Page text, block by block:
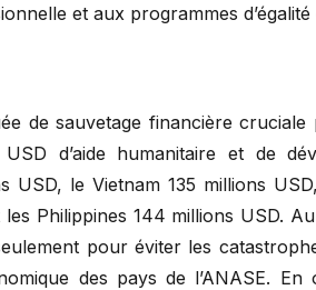
et aux programmes
de sauvetage financière
d’aide humanitaire et de
le Vietnam 135 millions USD,
Philippines 144 millions USD.
pour éviter les
des pays de l’ANASE.